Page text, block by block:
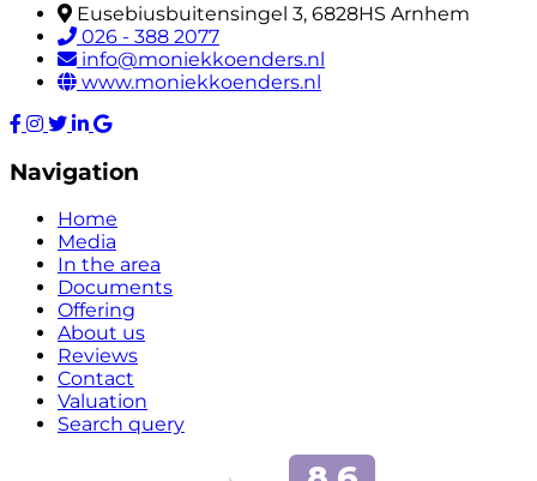
Eusebiusbuitensingel 3, 6828HS Arnhem
026 - 388 2077
info@moniekkoenders.nl
www.moniekkoenders.nl
Navigation
Home
Media
In the area
Documents
Offering
About us
Reviews
Contact
Valuation
Search query